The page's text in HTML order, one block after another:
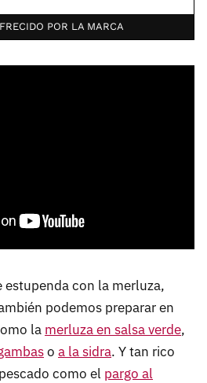
POR LA MARCA
estupenda con la merluza,
podemos preparar en
la merluza en salsa verde,
o a la sidra. Y tan rico
como el pargo al